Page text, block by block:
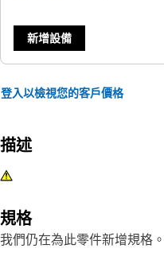
新增設備
登入以檢視您的客戶價格
描述
規格
我們仍在為此零件新增規格。